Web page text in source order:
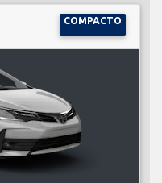
COMPACTO